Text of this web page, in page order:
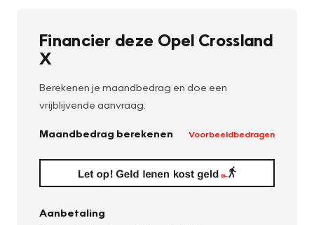
Financier deze Opel Crossland
X
Berekenen je maandbedrag en doe een
vrijblijvende aanvraag.
Maandbedrag berekenen Voorbeeldbedragen
Aanbetaling